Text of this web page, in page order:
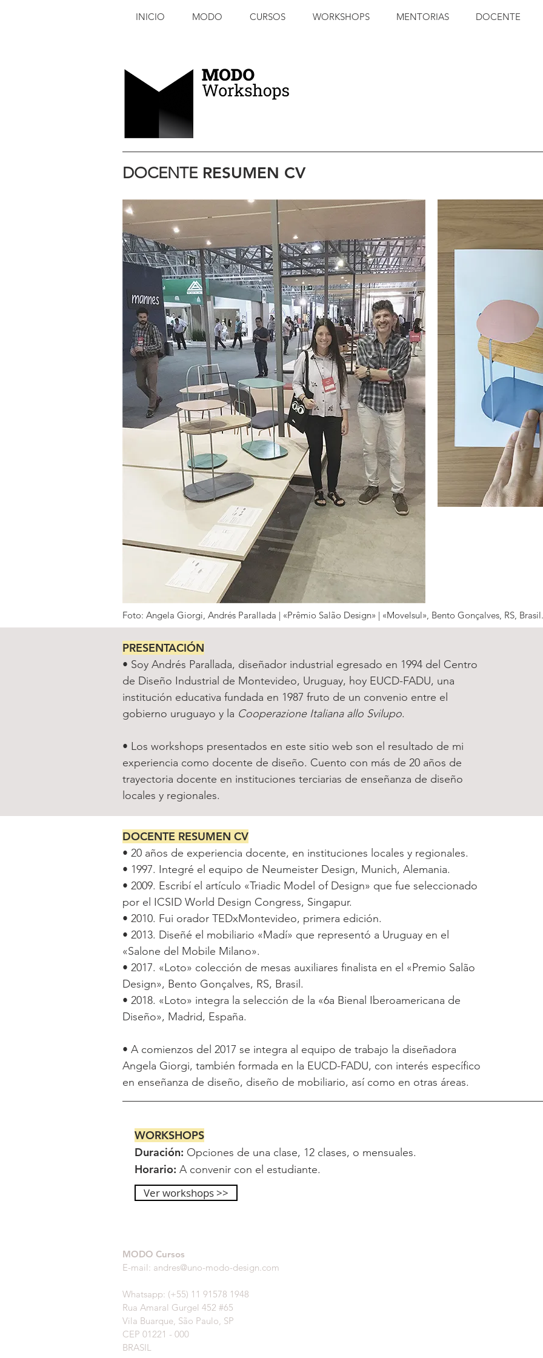
INICIO MODO CURSOS WORKSHOPS MENTORIAS DOCENTE
DOCENTERESUMEN CV
Foto: Angela Giorgi, Andrés Parallada | «Prêmio Salão Design» | «Movelsul», Bento Gonçalves, RS, Brasil.
PRESENTACIÓN
• Soy Andrés Parallada, diseñador industrial egresado en 1994 del Centro
de Diseño Industrial de Montevideo, Uruguay, hoy EUCD-FADU, una
institución educativa fundada en 1987 fruto de un convenio entre el
gobierno uruguayo y la Cooperazione Italiana allo Svilupo.
• Los workshops presentados en este sitio web son el resultado de mi
experiencia como docente de diseño. Cuento con más de 20 años de
trayectoria docente en instituciones terciarias de enseñanza de diseño
locales y regionales.
DOCENTE RESUMEN CV
• 20 años de experiencia docente, en instituciones locales y regionales.
• 1997. Integré el equipo de Neumeister Design, Munich, Alemania.
• 2009. Escribí el artículo «Triadic Model of Design» que fue seleccionado
por el ICSID World Design Congress, Singapur.
• 2010. Fui orador TEDxMontevideo, primera edición.
• 2013. Diseñé el mobiliario «Madí» que representó a Uruguay en el
«Salone del Mobile Milano».
• 2017. «Loto» colección de mesas auxiliares finalista en el «Premio Salão
Design», Bento Gonçalves, RS, Brasil.
• 2018. «Loto» integra la selección de la «6a Bienal Iberoamericana de
Diseño», Madrid, España.
• A comienzos del 2017 se integra al equipo de trabajo la diseñadora
Angela Giorgi, también formada en la EUCD-FADU, con interés específico
en enseñanza de diseño, diseño de mobiliario, así como en otras áreas.
WORKSHOPS
Duración: Opciones de una clase, 12 clases, o mensuales.
Horario: A convenir con el estudiante.
Ver workshops >>
MODO Cursos
E-mail: andres@uno-modo-design.com
Whatsapp: (+55) 11 91578 1948
Rua Amaral Gurgel 452 #65
Vila Buarque, São Paulo, SP
CEP 01221 - 000
BRASIL